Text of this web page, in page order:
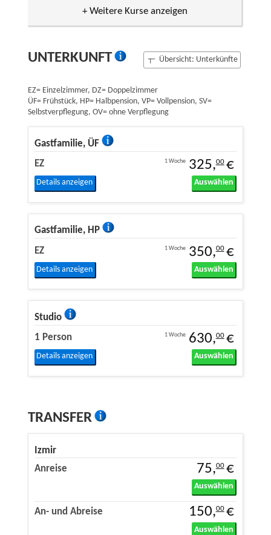
+ Weitere Kurse anzeigen
UNTERKUNFT Übersicht: Unterkünfte
EZ= Einzelzimmer, DZ= Doppelzimmer
ÜF= Frühstück, HP= Halbpension, VP= Vollpension, SV=
Selbstverpflegung, OV= ohne Verpflegung
Gastfamilie, ÜF
EZ
1 Woche 325,00 €
Details anzeigen Auswählen
Gastfamilie, HP
EZ
1 Woche 350,00 €
Details anzeigen Auswählen
Studio
1 Person
1 Woche 630,00 €
Details anzeigen Auswählen
TRANSFER
Izmir
Anreise
75,00 €
Auswählen
An- und Abreise 150,00 €
Auswählen